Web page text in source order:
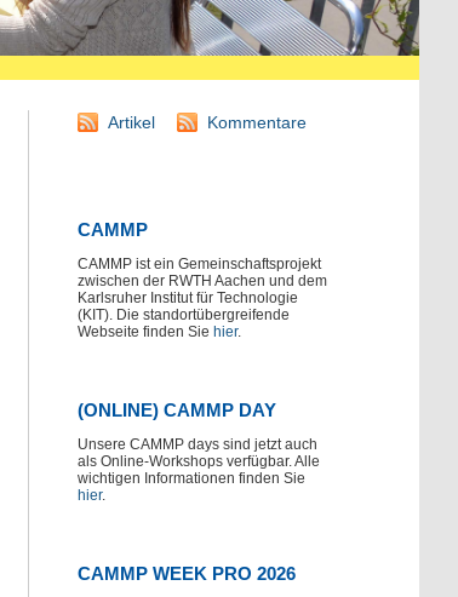
Artikel Kommentare
CAMMP
CAMMP ist ein Gemeinschaftsprojekt
zwischen der RWTH Aachen und dem
Karlsruher Institut für Technologie
(KIT). Die standortübergreifende
Webseite finden Sie hier.
(ONLINE) CAMMP DAY
Unsere CAMMP days sind jetzt auch
als Online-Workshops verfügbar. Alle
wichtigen Informationen finden Sie
hier.
CAMMP WEEK PRO 2026